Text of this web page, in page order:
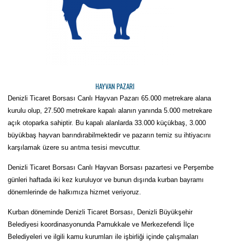
HAYVAN PAZARI
Denizli Ticaret Borsası Canlı Hayvan Pazarı 65.000 metrekare alana
kurulu olup, 27.500 metrekare kapalı alanın yanında 5.000 metrekare
açık otoparka sahiptir. Bu kapalı alanlarda 33.000 küçükbaş, 3.000
büyükbaş hayvan barındırabilmektedir ve pazarın temiz su ihtiyacını
karşılamak üzere su arıtma tesisi mevcuttur.
Denizli Ticaret Borsası Canlı Hayvan Borsası pazartesi ve Perşembe
günleri haftada iki kez kuruluyor ve bunun dışında kurban bayramı
dönemlerinde de halkımıza hizmet veriyoruz.
Kurban döneminde Denizli Ticaret Borsası, Denizli Büyükşehir
Belediyesi koordinasyonunda Pamukkale ve Merkezefendi İlçe
Belediyeleri ve ilgili kamu kurumları ile işbirliği içinde çalışmaları